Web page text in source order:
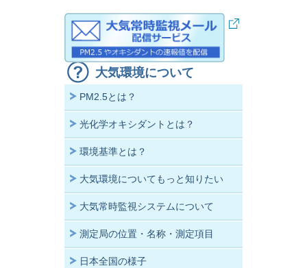
大気環境について
PM2.5とは？
光化学オキシダントとは？
環境基準とは？
大気環境についてもっと知りたい
大気常時監視システムについて
測定局の位置・名称・測定項目
日本全国の様子